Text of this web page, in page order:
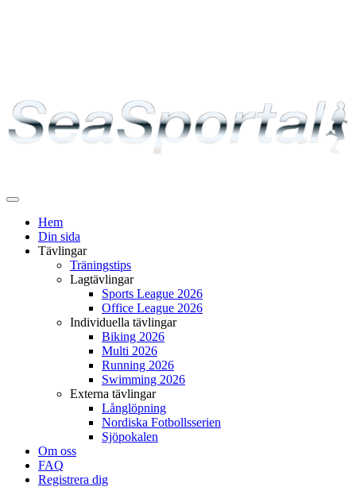
Växla
navigering
Hem
Din sida
Tävlingar
Träningstips
Lagtävlingar
Sports League 2026
Office League 2026
Individuella tävlingar
Biking 2026
Multi 2026
Running 2026
Swimming 2026
Externa tävlingar
Långlöpning
Nordiska Fotbollsserien
Sjöpokalen
Om oss
FAQ
Registrera dig